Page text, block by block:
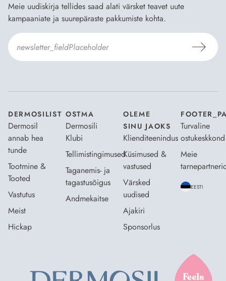
Meie uudiskirja tellides saad alati värsket teavet uute
kampaaniate ja suurepäraste pakkumiste kohta.
DERMOSILIST
Dermosil
annab hea
tunde
Tootmine &
Tooted
Vastutus
Meist
Hickap
OSTMA
Dermosili
Klubi
Tellimistingimused
Taganemis- ja
tagastusõigus
Andmekaitse
OLEME
SINU JAOKS
Klienditeenindus
Küsimused &
vastused
Värsked
uudised
Ajakiri
Sponsorlus
Turvaline
ostukeskkond
Meie
EESTI